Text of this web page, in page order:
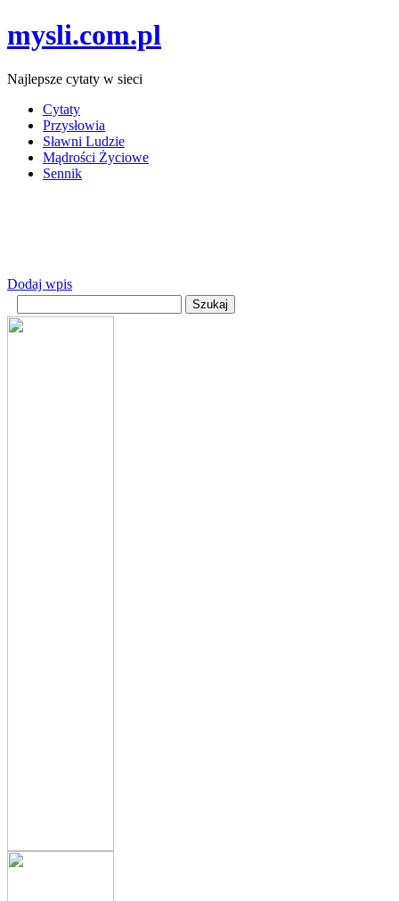
mysli.com.pl
Najlepsze cytaty w sieci
Cytaty
Przysłowia
Sławni Ludzie
Mądrości Życiowe
Sennik
Dodaj wpis